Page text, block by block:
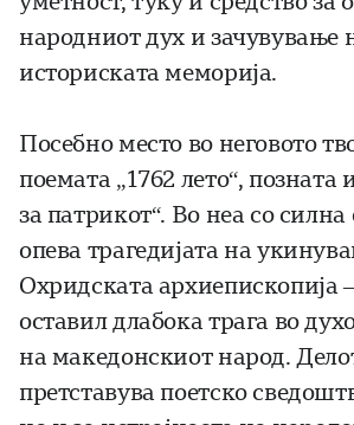
народниот дух и зачувување
историската меморија.
Посебно место во неговото
поемата „1762 лето“, позната
за патрикот“. Во неа со силна
опева трагедијата на
Охридската архиепископија
оставил длабока трага во
на македонскиот народ.
претставува поетско